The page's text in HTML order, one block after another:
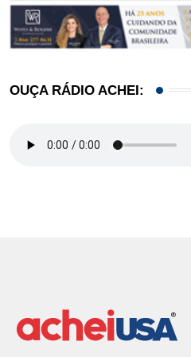
OUÇA RÁDIO ACHEI: